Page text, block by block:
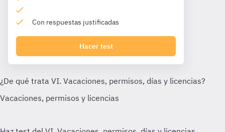
Con respuestas justificadas
Hacer test